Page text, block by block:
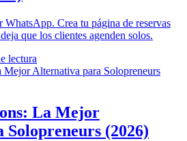
Crea tu página de reservas
que los clientes agenden solos.
lectura
La Mejor
(2026)